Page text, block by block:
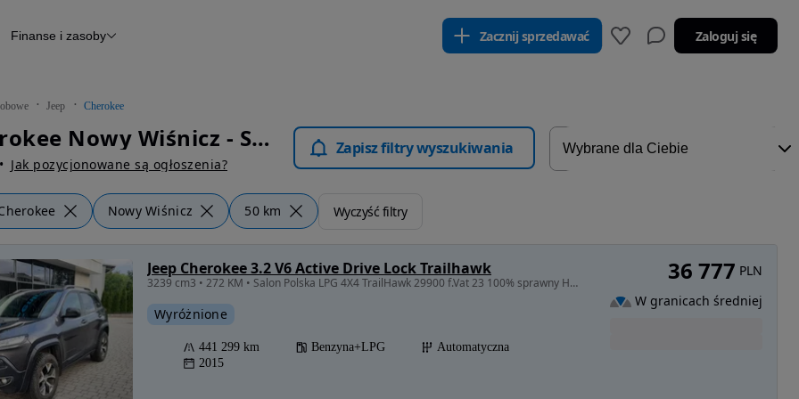
Raport z inspekcji
Otomoto News
Finanse i zasoby Zacznij sprzedawać Zaloguj się
Jeep Cherokee
Jeep Cherokee Nowy Wiśnicz - Samochody Osobowe
Jak pozycjonowane są ogłoszenia?
Zapisz filtry wyszukiwania
Nowy Wiśnicz 50 km Wyczyść filtry
Jeep Cherokee 3.2 V6 Active Drive Lock Trailhawk
3239 cm3 • 272 KM • Salon Polska LPG 4X4 TrailHawk 29900 f.Vat 23 100% sprawny Hak
Wyróżnione
441 299 km Benzyna+LPG
Automatyczna
2015
36 777 PLN
W granicach średniej